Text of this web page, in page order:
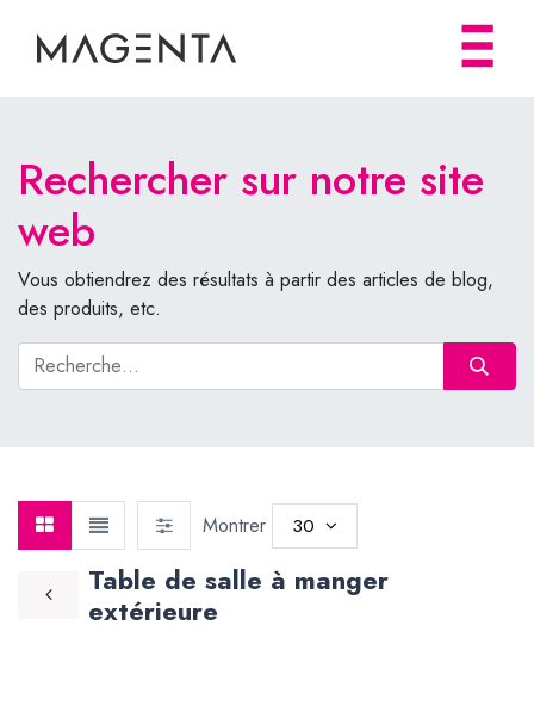
Rechercher sur notre site
web
Vous obtiendrez des résultats à partir des articles de blog,
des produits, etc.
Table de salle à manger
extérieure
Montrer 30